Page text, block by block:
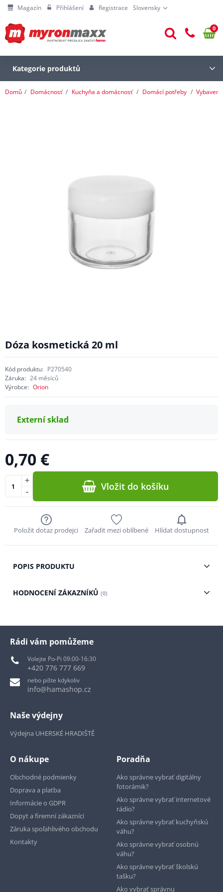
Magazín Přihlášení Registrace Slovensky
0
Kategorie produktů
Domů Domácnosť Kuchyňa a domácnosť Domácí potřeby
Dóza kosmetická 20 ml
Kód produktu: P270540
Záruka: 24 měsíců
Výrobce: Orion
Externí sklad
0,70 €
-
+ Vložit do košíku
Položit dotaz prodejci Zařadit mezi oblíbené Hlídat dostupnost
POPIS PRODUKTU
HODNOCENÍ ZÁKAZNÍKŮ (0)
Rádi vám pomůžeme
Volejte Po-Pi 09:00-16:30
+420 776 777 669
nebo pište kdykoliv
info@hamashop.cz
Naše výdejny
Výdejna UHERSKÉ HRADIŠTĚ
O nákupe
Obchodné podmienky
Doprava a platba
Informácie o GDPR
Dopyt a firemní zákazníci
Záruka spoľahlivého obchodu
Kontakty
Poradňa
Ako správne vybrať digitálny
fotorámik?
Ako správne vybrať internetové
rádio?
Ako správne vybrať kuchyňskú
váhu?
Ako správne vybrať osobnú
váhu?
Ako správne vybrať školskú
tašku?
Ako vybrať správnu